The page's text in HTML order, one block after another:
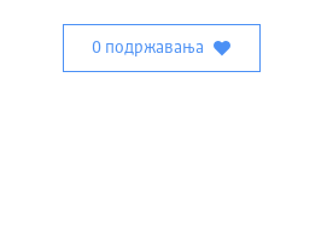
0 подржавања